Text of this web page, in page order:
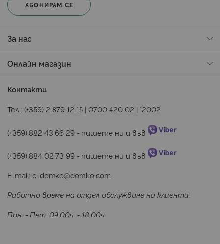
АБОНИРАМ СЕ
За нас
Онлайн магазин
Контакти
Тел.: (+359) 2 879 12 15 | 0700 420 02 | *2002
(+359) 882 43 66 29 - пишете ни и във
(+359) 884 02 73 99 - пишете ни и във
E-mail: e-domko@domko.com
Работно време на отдел обслужване на клиенти:
Пон. - Пет. 09:00ч. - 18:00ч.